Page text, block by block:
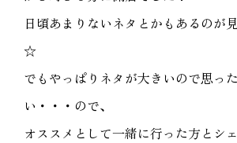
日頃あまりないネタとかもあるのが
☆
でもやっぱりネタが大きいので思っ
い・・・ので、
オススメとして一緒に行った方とシ